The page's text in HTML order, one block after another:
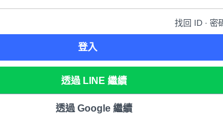
找回 ID ∙ 密
登入
透過 LINE 繼續
透過 Google 繼續